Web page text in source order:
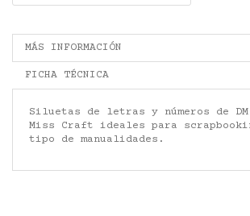
MÁS INFORMACIÓN
FICHA TÉCNICA
Siluetas de letras y números de
Miss Craft ideales para
tipo de manualidades.